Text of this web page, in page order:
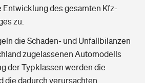
Entwicklung des gesamten Kfz-
zu.
die Schaden- und Unfallbilanzen
zugelassenen Automodells
der Typklassen werden die
die dadurch verursachten